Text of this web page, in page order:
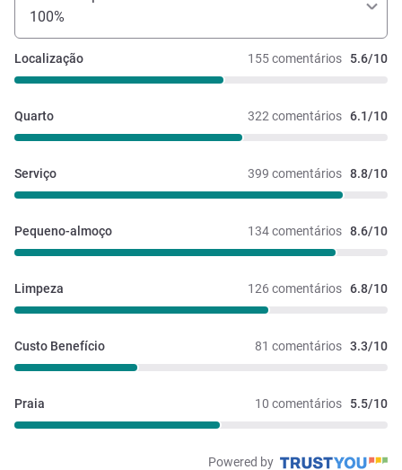
100%
155 comentários 5.6/10
Localização
322 comentários 6.1/10
Quarto
399 comentários 8.8/10
Serviço
134 comentários 8.6/10
Pequeno-almoço
126 comentários 6.8/10
Limpeza
81 comentários 3.3/10
Custo Benefício
10 comentários 5.5/10
Praia
Powered by